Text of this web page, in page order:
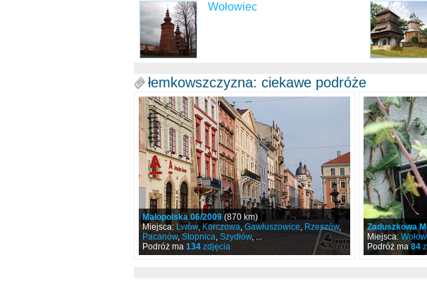
Wołowiec
łemkowszczyzna: ciekawe podróże
Małopolska 06/2009(870 km)
Miejsca: Lwów, Korczowa, Gawłuszowice, Rzeszów,
Pacanów, Stopnica, Szydłów, ...
Podróż ma 134zdjęcia
Zaduszkowa
Miejsca:
Podróż ma84